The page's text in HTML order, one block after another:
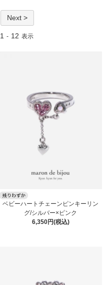
Next >
1 - 12 表示
ベビーハートチェーンピンキーリン
グ/シルバー×ピンク
6,350円(税込)